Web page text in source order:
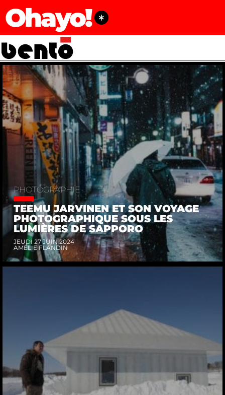
Ohayo!
PHOTOGRAPHIE
TEEMU JARVINEN ET SON VOYAGE
PHOTOGRAPHIQUE SOUS LES
LUMIÈRES DE SAPPORO
JEUDI 27 JUIN 2024
AMÉLIE FLANDIN